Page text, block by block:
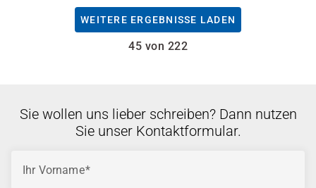
WEITERE ERGEBNISSE LADEN
45 von 222
Sie wollen uns lieber schreiben? Dann nutzen
Sie unser Kontaktformular.
Ihr Vorname